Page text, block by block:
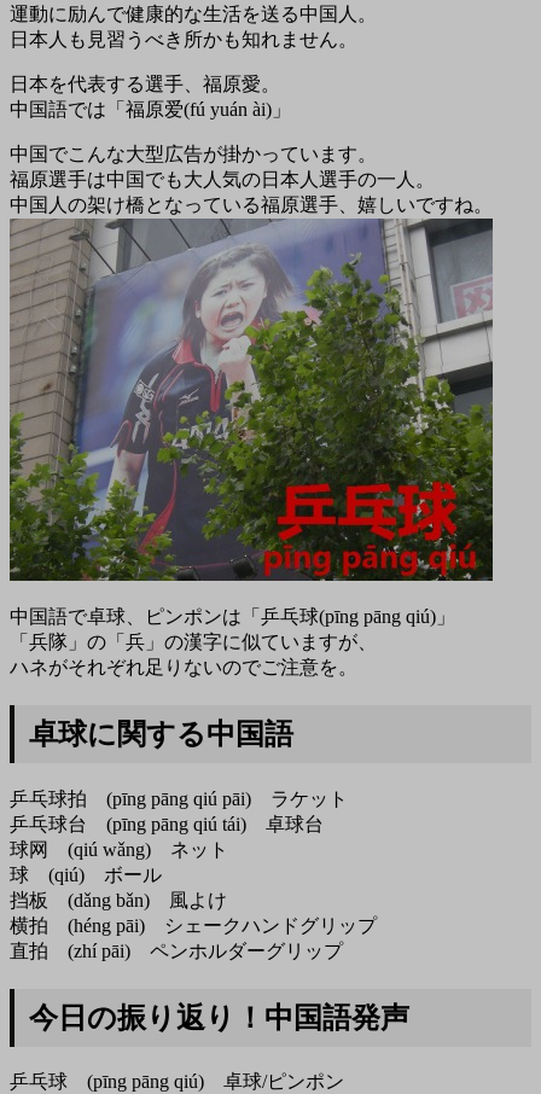
運動に励んで健康的な生活を送る中国人。
日本人も見習うべき所かも知れません。
日本を代表する選手、福原愛。
中国語では「福原爱(fú yuán ài)」
中国でこんな大型広告が掛かっています。
福原選手は中国でも大人気の日本人選手の一人。
中国人の架け橋となっている福原選手、嬉しいですね。
中国語で卓球、ピンポンは「乒乓球(pīng pāng qiú)」
「兵隊」の「兵」の漢字に似ていますが、
ハネがそれぞれ足りないのでご注意を。
卓球に関する中国語
乒乓球拍 (pīng pāng qiú pāi) ラケット
乒乓球台 (pīng pāng qiú tái) 卓球台
球网 (qiú wǎng) ネット
球 (qiú) ボール
挡板 (dǎng bǎn) 風よけ
横拍 (héng pāi) シェークハンドグリップ
直拍 (zhí pāi) ペンホルダーグリップ
今日の振り返り！中国語発声
乒乓球 (pīng pāng qiú) 卓球/ピンポン